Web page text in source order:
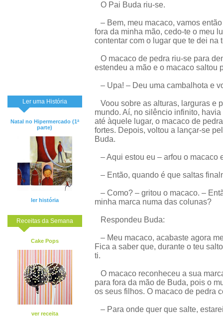
Ler uma História
Natal no Hipermercado (1ª
parte)
ler história
Receitas da Semana
Cake Pops
ver receita
O Pai Buda riu-se.
– Bem, meu macaco, vamos
fora da minha mão, cedo-te o meu
contentar com o lugar que te dei na
O macaco de pedra riu-se para
estendeu a mão e o macaco saltou
– Upa! – Deu uma cambalhota e
Voou sobre as alturas, larguras e
mundo. Aí, no silêncio infinito,
até àquele lugar, o macaco de
fortes. Depois, voltou a lançar-se
Buda.
– Aqui estou eu – arfou o macaco
– Então, quando é que saltas
– Como? – gritou o macaco. –
minha marca numa das colunas?
Respondeu Buda:
– Meu macaco, acabaste agora
Fica a saber que, durante o teu
ti.
O macaco reconheceu a sua
para fora da mão de Buda, pois o
os seus filhos. O macaco de pedra
– Para onde quer que salte,